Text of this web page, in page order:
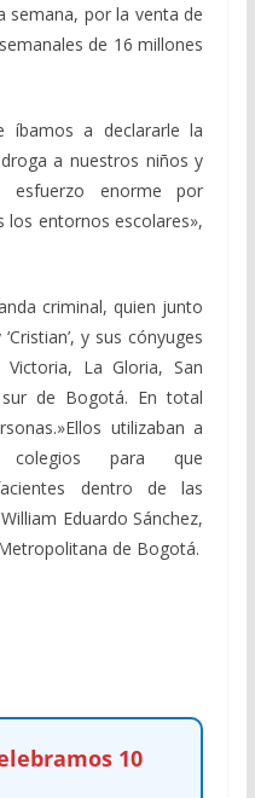
semana, por la venta de
de 16 millones
íbamos a declararle la
a nuestros niños y
esfuerzo enorme por
entornos escolares»,
criminal, quien junto
y sus cónyuges
La Gloria, San
de Bogotá. En total
utilizaban a
para que
dentro de las
Eduardo Sánchez,
de Bogotá.
10